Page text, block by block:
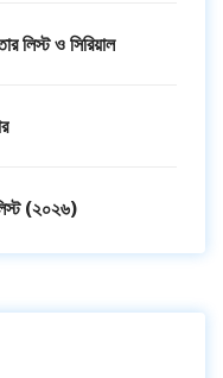
লিস্ট ও সিরিয়াল
(২০২৬)